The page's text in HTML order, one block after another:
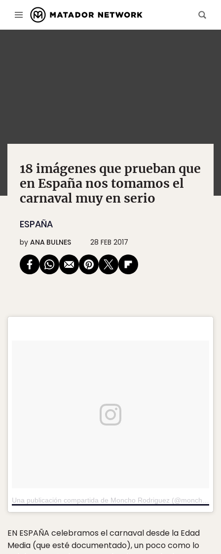
18 imágenes que prueban que
en España nos tomamos el
carnaval muy en serio
ESPAÑA
by ANA BULNES 28 FEB 2017
Una publicación compartida de Moncho Rodriguez (@monchoderodriguez)
EN ESPAÑA celebramos el carnaval desde la Edad
Media (que esté documentado), un poco como lo